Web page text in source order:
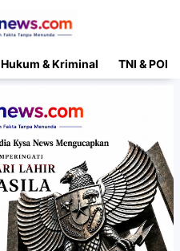
Hukum & Kriminal TNI &